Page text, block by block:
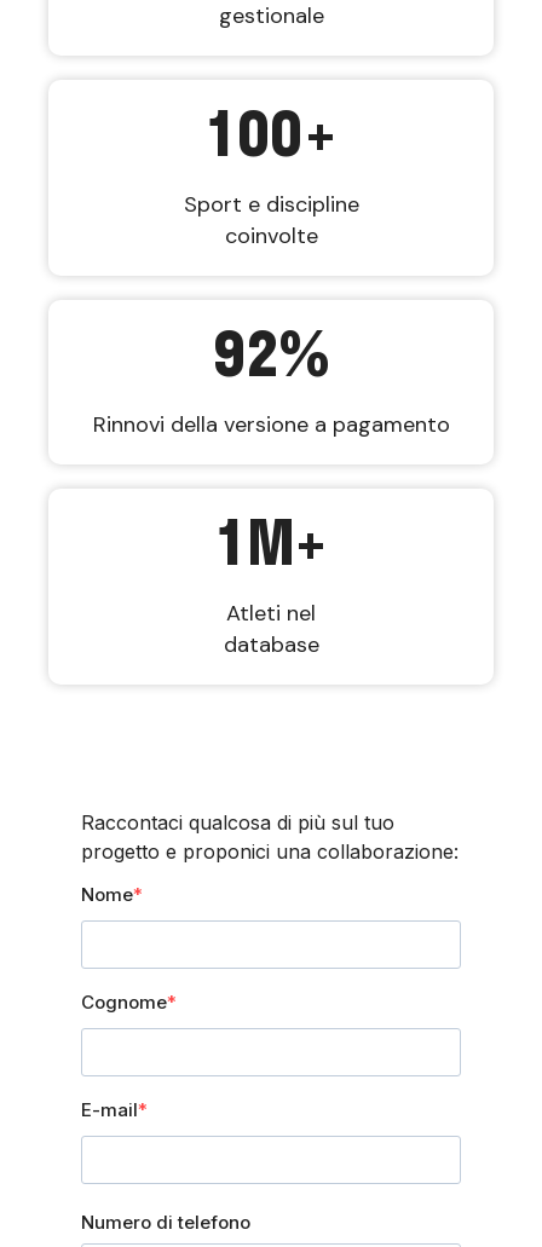
gestionale
100+
Sport e discipline
coinvolte
92%
Rinnovi della versione a pagamento
1M+
Atleti nel
database
Raccontaci qualcosa di più sul tuo
progetto e proponici una collaborazione:
Nome
Cognome
E-mail
Numero di telefono